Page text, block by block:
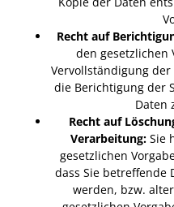
Recht auf
den gesetzlichen
Vervollständigung
die Berichtigung der
Daten
Recht auf
Verarbeitung:Sie
gesetzlichen
dass Sie betreffende
werden, bzw.